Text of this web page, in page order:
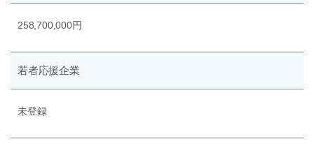
258,700,000円
若者応援企業
未登録